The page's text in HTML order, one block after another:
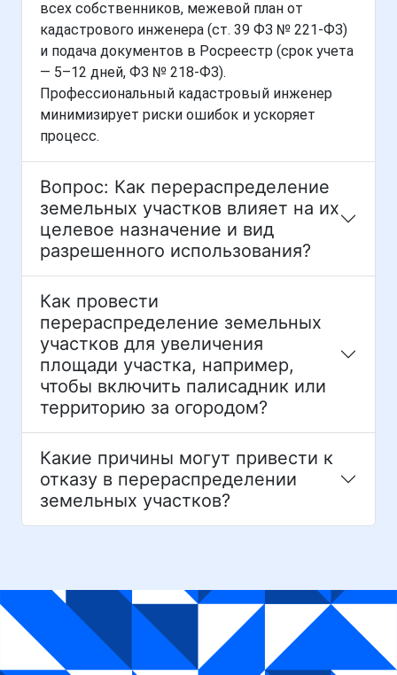
всех собственников, межевой план от
кадастрового инженера (ст. 39 ФЗ № 221-ФЗ)
и подача документов в Росреестр (срок учета
— 5–12 дней, ФЗ № 218-ФЗ).
Профессиональный кадастровый инженер
минимизирует риски ошибок и ускоряет
процесс.
Вопрос: Как перераспределение
земельных участков влияет на их
целевое назначение и вид
разрешенного использования?
Как провести
перераспределение земельных
участков для увеличения
площади участка, например,
чтобы включить палисадник или
территорию за огородом?
Какие причины могут привести к
отказу в перераспределении
земельных участков?